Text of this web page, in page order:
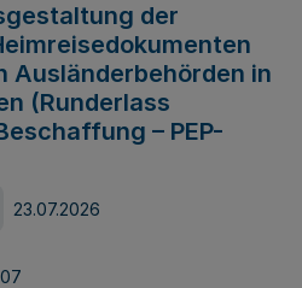
der
Ausländerbehörden in
(Runderlass
– PEP-
23.07.2026